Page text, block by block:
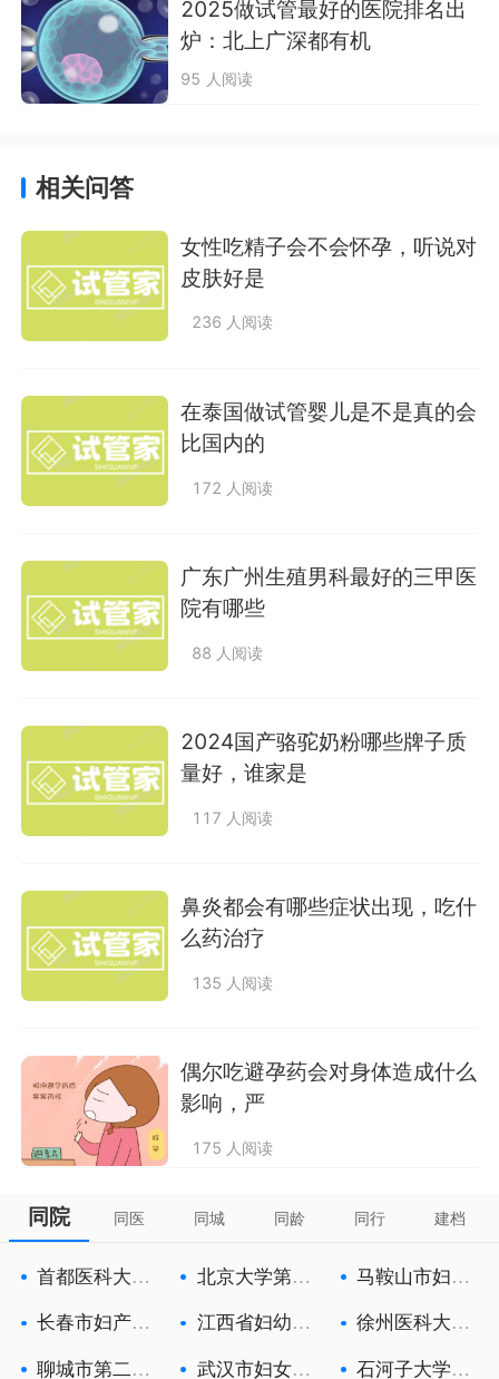
2025做试管最好的医院排名出
炉：北上广深都有机
95 人阅读
相关问答
女性吃精子会不会怀孕，听说对
皮肤好是
236 人阅读
在泰国做试管婴儿是不是真的会
比国内的
172 人阅读
广东广州生殖男科最好的三甲医
院有哪些
88 人阅读
2024国产骆驼奶粉哪些牌子质
量好，谁家是
117 人阅读
鼻炎都会有哪些症状出现，吃什
么药治疗
135 人阅读
偶尔吃避孕药会对身体造成什么
影响，严
175 人阅读
同院 同医 同城 同龄 同行 建档
首都医科大学
北京大学第三
马鞍山市妇幼
长春市妇产医
江西省妇幼保
徐州医科大学
聊城市第二人
武汉市妇女儿 石河子大学医